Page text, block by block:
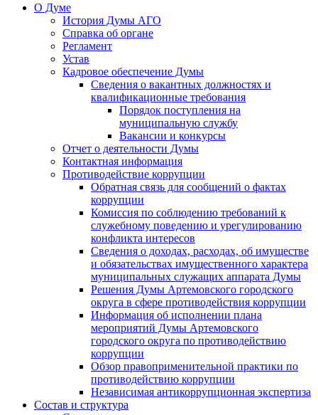
О Думе
История Думы АГО
Справка об органе
Регламент
Устав
Кадровое обеспечение Думы
Сведения о вакантных должностях и
квалификационные требования
Порядок поступления на
муниципальную службу
Вакансии и конкурсы
Отчет о деятельности Думы
Контактная информация
Противодействие коррупции
Обратная связь для сообщений о фактах
коррупции
Комиссия по соблюдению требований к
служебному поведению и урегулированию
конфликта интересов
Сведения о доходах, расходах, об имуществе
и обязательствах имущественного характера
муниципальных служащих аппарата Думы
Решения Думы Артемовского городского
округа в сфере противодействия коррупции
Информация об исполнении плана
мероприятий Думы Артемовского
городского округа по противодействию
коррупции
Обзор правоприменительной практики по
противодействию коррупции
Независимая антикоррупционная экспертиза
Состав и структура